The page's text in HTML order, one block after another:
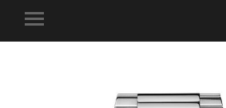
Mobile-
Menü